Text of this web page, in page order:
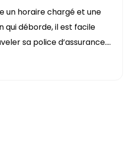
un horaire chargé et une
qui déborde, il est facile
sa police d’assurance....